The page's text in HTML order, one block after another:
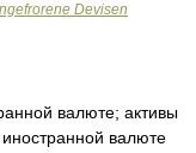
Devisen
валюте; активы
валюте